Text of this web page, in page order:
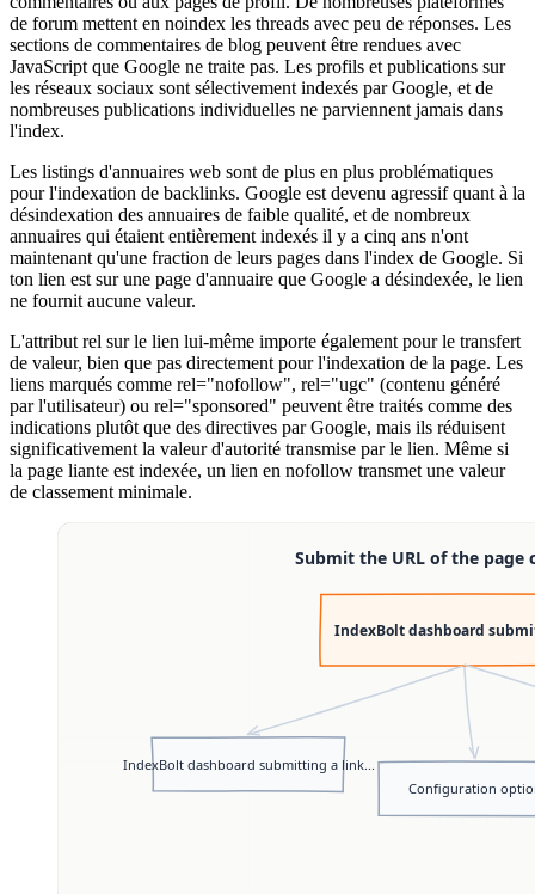
de forum mettent en noindex les threads avec peu de réponses. Les
sections de commentaires de blog peuvent être rendues avec
JavaScript que Google ne traite pas. Les profils et publications sur
les réseaux sociaux sont sélectivement indexés par Google, et de
nombreuses publications individuelles ne parviennent jamais dans
l'index.
Les listings d'annuaires web sont de plus en plus problématiques
pour l'indexation de backlinks. Google est devenu agressif quant à la
désindexation des annuaires de faible qualité, et de nombreux
annuaires qui étaient entièrement indexés il y a cinq ans n'ont
maintenant qu'une fraction de leurs pages dans l'index de Google. Si
ton lien est sur une page d'annuaire que Google a désindexée, le lien
ne fournit aucune valeur.
L'attribut rel sur le lien lui-même importe également pour le transfert
de valeur, bien que pas directement pour l'indexation de la page. Les
liens marqués comme rel="nofollow", rel="ugc" (contenu généré
par l'utilisateur) ou rel="sponsored" peuvent être traités comme des
indications plutôt que des directives par Google, mais ils réduisent
significativement la valeur d'autorité transmise par le lien. Même si
la page liante est indexée, un lien en nofollow transmet une valeur
de classement minimale.